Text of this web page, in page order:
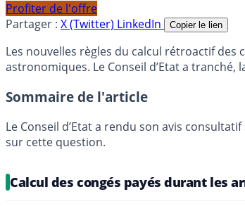
Profiter de l'offre
Partager : X (Twitter) LinkedIn Copier le lien
Les nouvelles règles du calcul rétroactif
astronomiques. Le Conseil d’Etat a
Sommaire de l'article
Le Conseil d’Etat a rendu son avis
sur cette question.
Calcul des congés payés durant les